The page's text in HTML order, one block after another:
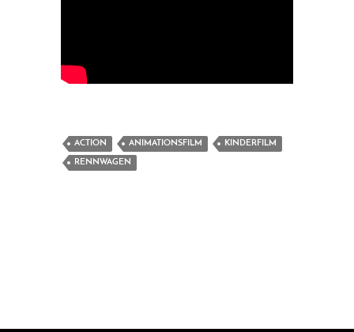
ACTION ANIMATIONSFILM KINDERFILM
RENNWAGEN